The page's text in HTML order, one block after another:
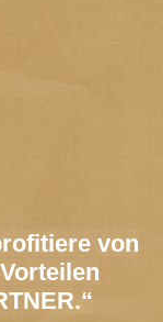
von